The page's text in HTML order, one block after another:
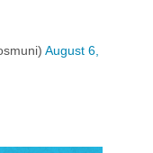
August 6,